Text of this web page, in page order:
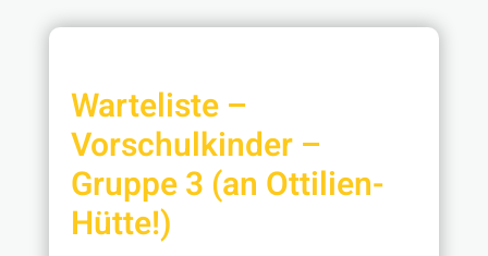
Warteliste –
Vorschulkinder –
Gruppe 3 (an Ottilien-
Hütte!)